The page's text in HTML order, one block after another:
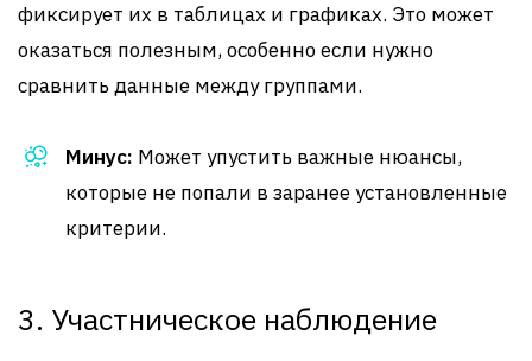
фиксирует их в таблицах и графиках. Это может
оказаться полезным, особенно если нужно
сравнить данные между группами.
Минус: Может упустить важные нюансы,
которые не попали в заранее установленные
критерии.
3. Участническое наблюдение